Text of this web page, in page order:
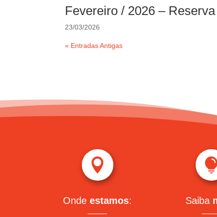
Fevereiro / 2026 –
23/03/2026
« Entradas Antigas

Ondeestamos: Saiba